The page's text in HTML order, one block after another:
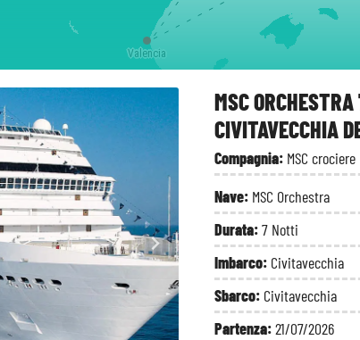
MSC
CIVITAVECCHIA
Compagnia: MSC crociere
Nave: MSC Orchestra
Durata:7 Notti
Imbarco: Civitavecchia
Sbarco: Civitavecchia
Partenza:21/07/2026
Valencia